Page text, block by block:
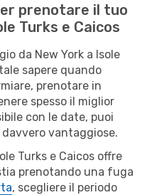
prenotare il tuo
Turks e Caicos
da New York a Isole
sapere quando
prenotare in
spesso il miglior
con le date, puoi
vantaggiose.
Turks e Caicos offre
prenotando una fuga
, scegliere il periodo